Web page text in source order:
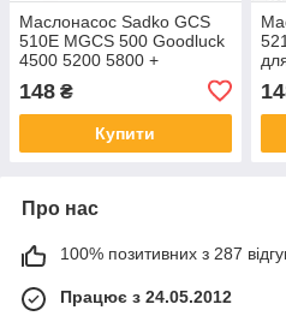
Маслонасос Sadko GCS
510Е MGCS 500 Goodluck
4500 5200 5800 +
бензопил Eurotec GA 107
Craft-tec Patriot Defiant
148 ₴
Купити
Про нас
100% позитивних з 287
Працює з 24.05.2012